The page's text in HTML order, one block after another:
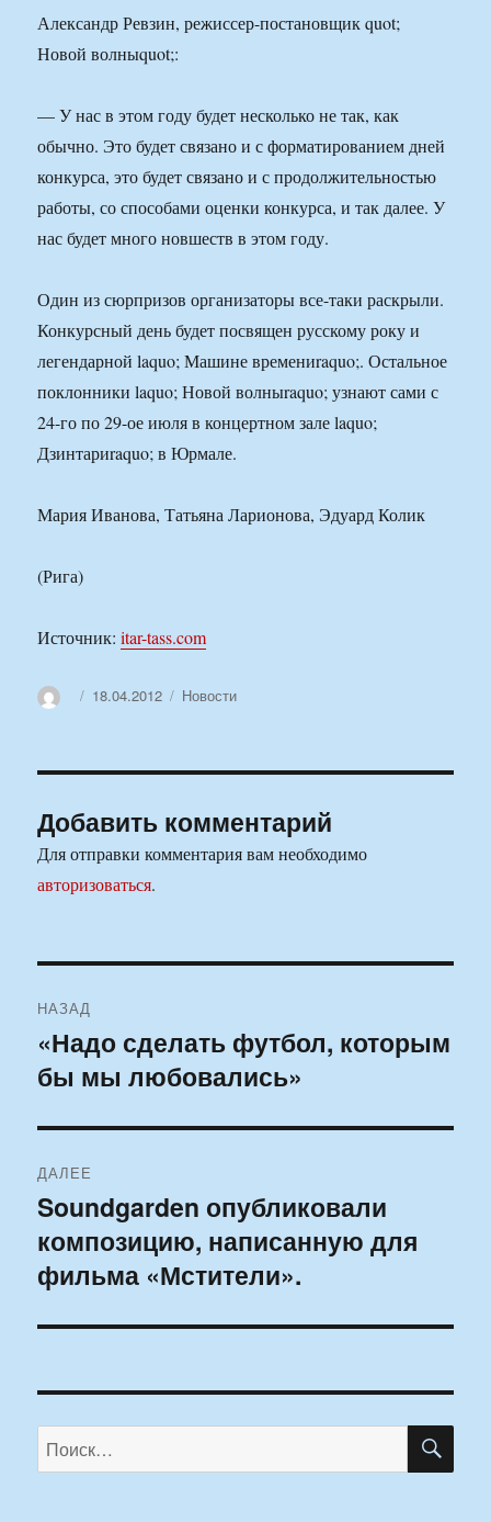
Александр Ревзин, режиссер-постановщик quot;
Новой волныquot;:
— У нас в этом году будет несколько не так, как
обычно. Это будет связано и с форматированием дней
конкурса, это будет связано и с продолжительностью
работы, со способами оценки конкурса, и так далее. У
нас будет много новшеств в этом году.
Один из сюрпризов организаторы все-таки раскрыли.
Конкурсный день будет посвящен русскому року и
легендарной laquo; Машине времениraquo;. Остальное
поклонники laquo; Новой волныraquo; узнают сами с
24-го по 29-ое июля в концертном зале laquo;
Дзинтариraquo; в Юрмале.
Мария Иванова, Татьяна Ларионова, Эдуард Колик
(Рига)
Источник:itar-tass.com
АвторОпубликовано
18.04.2012 Рубрики
Новости
Добавить комментарий
Для отправки комментария вам необходимо
авторизоваться.
по
записям
НАЗАД
Предыдущая
запись:
«Надо сделать футбол, которым
бы мы любовались»
ДАЛЕЕ
Следующая
запись:
Soundgarden опубликовали
композицию, написанную для
фильма «Мстители».
Искать: